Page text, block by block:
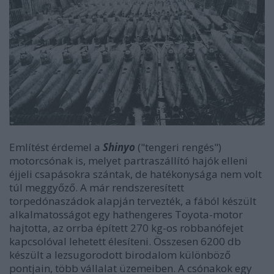
Említést érdemel a Shinyo ("tengeri rengés")
motorcsónak is, melyet partraszállító hajók elleni
éjjeli csapásokra szántak, de hatékonysága nem volt
túl meggyőző. A már rendszeresített
torpedónaszádok alapján tervezték, a fából készült
alkalmatosságot egy hathengeres Toyota-motor
hajtotta, az orrba épített 270 kg-os robbanófejet
kapcsolóval lehetett élesíteni. Összesen 6200 db
készült a lezsugorodott birodalom különböző
pontjain, több vállalat üzemeiben. A csónakok egy